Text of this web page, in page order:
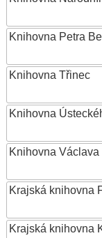
Knihovna Petra
Knihovna Třinec
Knihovna
Knihovna
Krajská knihovna
Krajská knihovna